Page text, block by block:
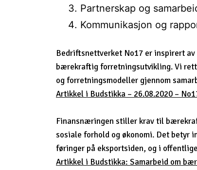
Partnerskap og
Kommunikasjon og
Bedriftsnettverket No17 er inspirert
bærekraftig forretningsutvikling. Vi
og forretningsmodeller gjennom
Artikkel i Budstikka – 26.08.2020 –
Finansnæringen stiller krav til
sosiale forhold og økonomi. Det betyr
føringer på eksportsiden, og i
Artikkel i Budstikka: Samarbeid om